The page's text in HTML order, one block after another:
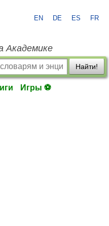
EN DE ES FR
Академике
Найти!
Игры ⚽